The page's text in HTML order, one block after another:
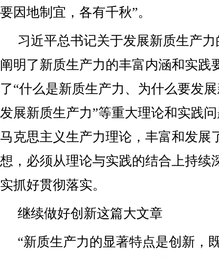
要因地制宜，各有千秋”。
习近平总书记关于发展新质生产
阐明了新质生产力的丰富内涵和实践
了“什么是新质生产力、为什么要发
发展新质生产力”等重大理论和实践
马克思主义生产力理论，丰富和发展
想，必须从理论与实践的结合上持续
实抓好贯彻落实。
继续做好创新这篇大文章
“新质生产力的显著特点是创新，